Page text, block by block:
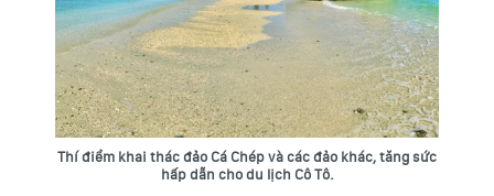
Thí điểm khai thác đảo Cá Chép và các đảo khác, tăng sức
hấp dẫn cho du lịch Cô Tô.